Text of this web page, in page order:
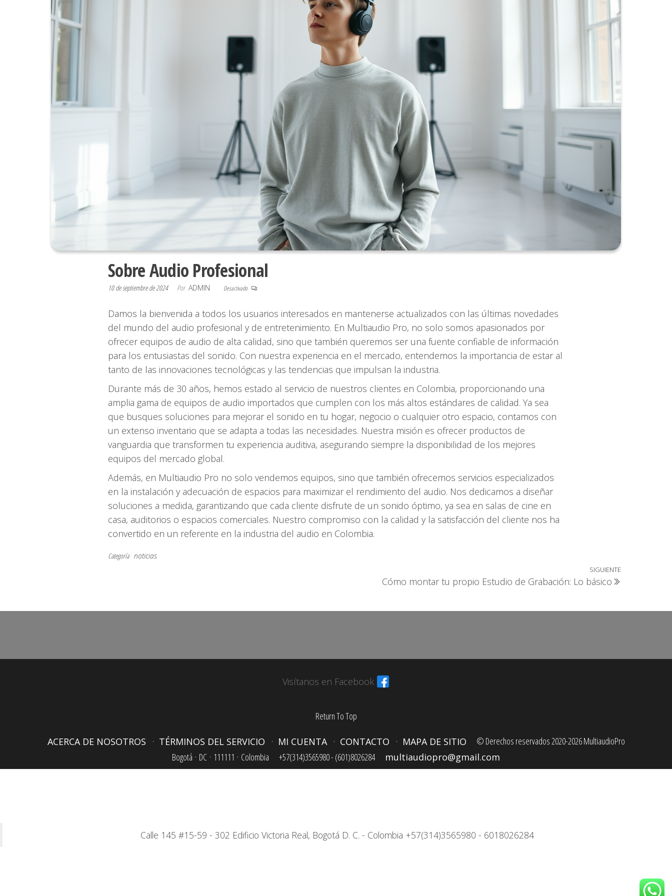
Sobre Audio Profesional
10 de septiembre de 2024 Por ADMIN Desactivado
Damos la bienvenida a todos los usuarios interesados en mantenerse actualizados con las últimas novedades
del mundo del audio profesional y de entretenimiento. En Multiaudio Pro, no solo somos apasionados por
ofrecer equipos de audio de alta calidad, sino que también queremos ser una fuente confiable de información
para los entusiastas del sonido. Con nuestra experiencia en el mercado, entendemos la importancia de estar al
tanto de las innovaciones tecnológicas y las tendencias que impulsan la industria.
Durante más de 30 años, hemos estado al servicio de nuestros clientes en Colombia, proporcionando una
amplia gama de equipos de audio importados que cumplen con los más altos estándares de calidad. Ya sea
que busques soluciones para mejorar el sonido en tu hogar, negocio o cualquier otro espacio, contamos con
un extenso inventario que se adapta a todas las necesidades. Nuestra misión es ofrecer productos de
vanguardia que transformen tu experiencia auditiva, asegurando siempre la disponibilidad de los mejores
equipos del mercado global.
Además, en Multiaudio Pro no solo vendemos equipos, sino que también ofrecemos servicios especializados
en la instalación y adecuación de espacios para maximizar el rendimiento del audio. Nos dedicamos a diseñar
soluciones a medida, garantizando que cada cliente disfrute de un sonido óptimo, ya sea en salas de cine en
casa, auditorios o espacios comerciales. Nuestro compromiso con la calidad y la satisfacción del cliente nos ha
convertido en un referente en la industria del audio en Colombia.
Categoría noticias
Entrada
SIGUIENTE
Cómo montar tu propio Estudio de Grabación: Lo básico
Visítanos en Facebook
Return To Top
ACERCA DE NOSOTROS TÉRMINOS DEL SERVICIO MI CUENTA CONTACTO MAPA DE SITIO
© Derechos reservados 2020-2026 MultiaudioPro
Bogotá · DC · 111111 · Colombia +57(314)3565980 - (601)8026284 multiaudiopro@gmail.com
Calle 145 #15-59 - 302 Edificio Victoria Real, Bogotá D. C. - Colombia +57(314)3565980 - 6018026284